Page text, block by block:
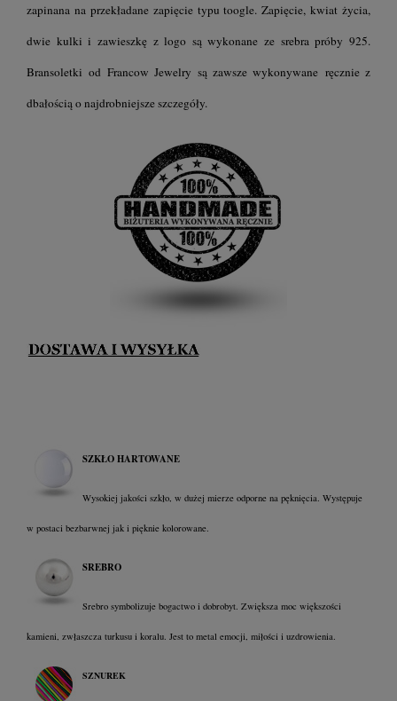
zapinana na przekładane zapięcie typu toogle. Zapięcie, kwiat życia,
dwie kulki i zawieszkę z logo są wykonane ze srebra próby 925.
Bransoletkiod Francow Jewelry są zawsze wykonywane ręcznie z
dbałością o najdrobniejsze szczegóły.
SZKŁO HARTOWANE
Wysokiej jakości szkło, w dużej mierze odporne na pęknięcia. Występuje
w postaci bezbarwnej jak i pięknie kolorowane.
SREBRO
Srebro symbolizuje bogactwo i dobrobyt. Zwiększa moc większości
kamieni, zwłaszcza turkusu i koralu. Jest to metal emocji, miłości i uzdrowienia.
SZNUREK